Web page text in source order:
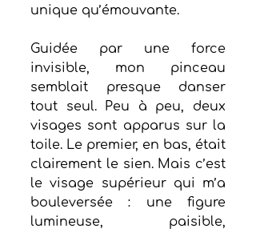
unique qu’émouvante.
Guidée par une force
invisible, mon pinceau
semblait presque danser
tout seul. Peu à peu, deux
visages sont apparus sur la
toile. Le premier, en bas, était
clairement le sien. Mais c’est
le visage supérieur qui m’a
bouleversée : une figure
lumineuse, paisible,